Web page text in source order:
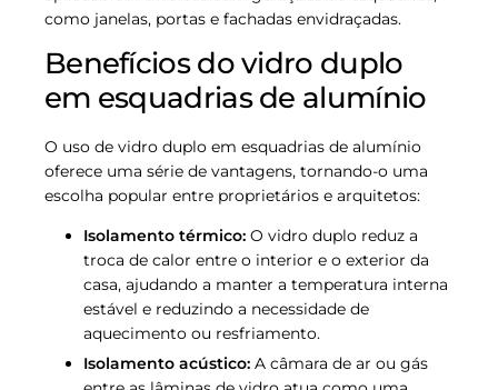
como janelas, portas e fachadas envidraçadas.
Benefícios do vidro duplo
em esquadrias de alumínio
O uso de vidro duplo em esquadrias de alumínio
oferece uma série de vantagens, tornando-o uma
escolha popular entre proprietários e arquitetos:
Isolamento térmico: O vidro duplo reduz a
troca de calor entre o interior e o exterior da
casa, ajudando a manter a temperatura interna
estável e reduzindo a necessidade de
aquecimento ou resfriamento.
Isolamento acústico: A câmara de ar ou gás